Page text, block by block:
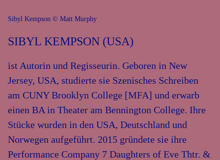
Sibyl Kempson © Matt Murphy
SIBYL KEMPSON (USA)
ist Autorin und Regisseurin. Geboren in New
Jersey, USA, studierte sie Szenisches Schreiben
am CUNY Brooklyn College [MFA] und erwarb
einen BA in Theater am Bennington College. Ihre
Stücke wurden in den USA, Deutschland und
Norwegen aufgeführt. 2015 gründete sie ihre
Performance Company 7 Daughters of Eve Thtr. &